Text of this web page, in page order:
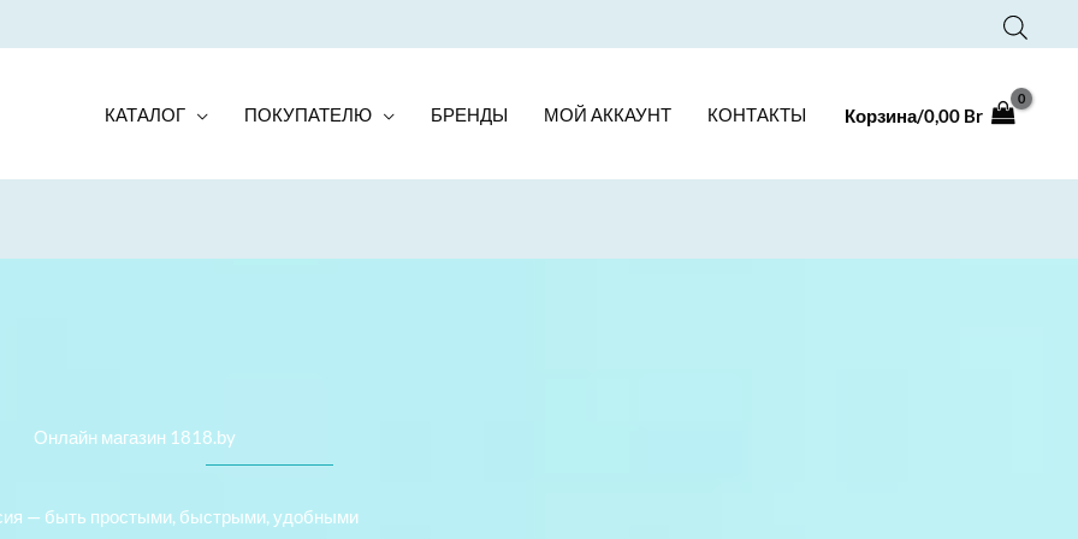
КАТАЛОГ ПОКУПАТЕЛЮ БРЕНДЫ МОЙ АККАУНТ КОНТАКТЫ Корзина/0,00 Br
Онлайн магазин 1818.by
— быть простыми, быстрыми, удобными